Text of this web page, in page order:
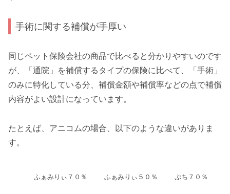
手術に関する補償が手厚い
同じペット保険会社の商品で比べると分かりやすいのです
が、「通院」を補償するタイプの保険に比べて、「手術」
のみに特化している分、補償金額や補償率などの点で補償
内容がよい設計になっています。
たとえば、アニコムの場合、以下のような違いがありま
す。
ふぁみりぃ７０％ ふぁみりぃ５０％ ぷち７０％